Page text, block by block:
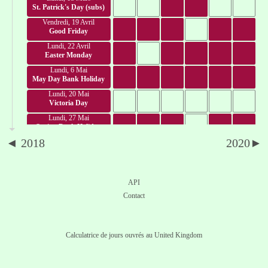
St. Patrick's Day (subs)
Vendredi, 19 Avril
Good Friday
Lundi, 22 Avril
Easter Monday
Lundi, 6 Mai
May Day Bank Holiday
Lundi, 20 Mai
Victoria Day
Lundi, 27 Mai
Spring Bank Holiday
Lundi, 28 Octobre
◄ 2018 2020►
API
Contact
Calculatrice de jours ouvrés au United Kingdom